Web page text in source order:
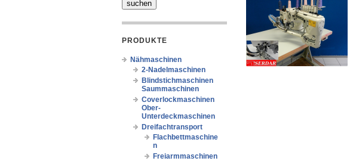
PRODUKTE
Nähmaschinen
2-Nadelmaschinen
Blindstichmaschinen
Saummaschinen
Coverlockmaschinen
Ober-
Unterdeckmaschinen
Dreifachtransport
Flachbettmaschine
n
Freiarmmaschinen